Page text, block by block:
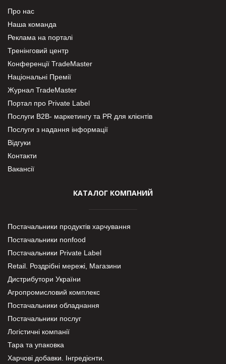
Про нас
Наша команда
Реклама на порталі
Тренінговий центр
Конференції TradeMaster
Національні Премії
Журнал TradeMaster
Портал про Private Label
Послуги В2В- маркетингу та PR для клієнтів
Послуги з надання інформації
Відгуки
Контакти
Вакансії
КАТАЛОГ КОМПАНИЙ
Постачальники продуктів харчування
Постачальники nonfood
Постачальники Private Label
Retail. Роздрібні мережі, Магазини
Дистрибутори України
Агропромисловий комплекс
Постачальники обладнання
Постачальники послуг
Логістичні компанії
Тара та упаковка
Харчові добавки. Інгредієнти.